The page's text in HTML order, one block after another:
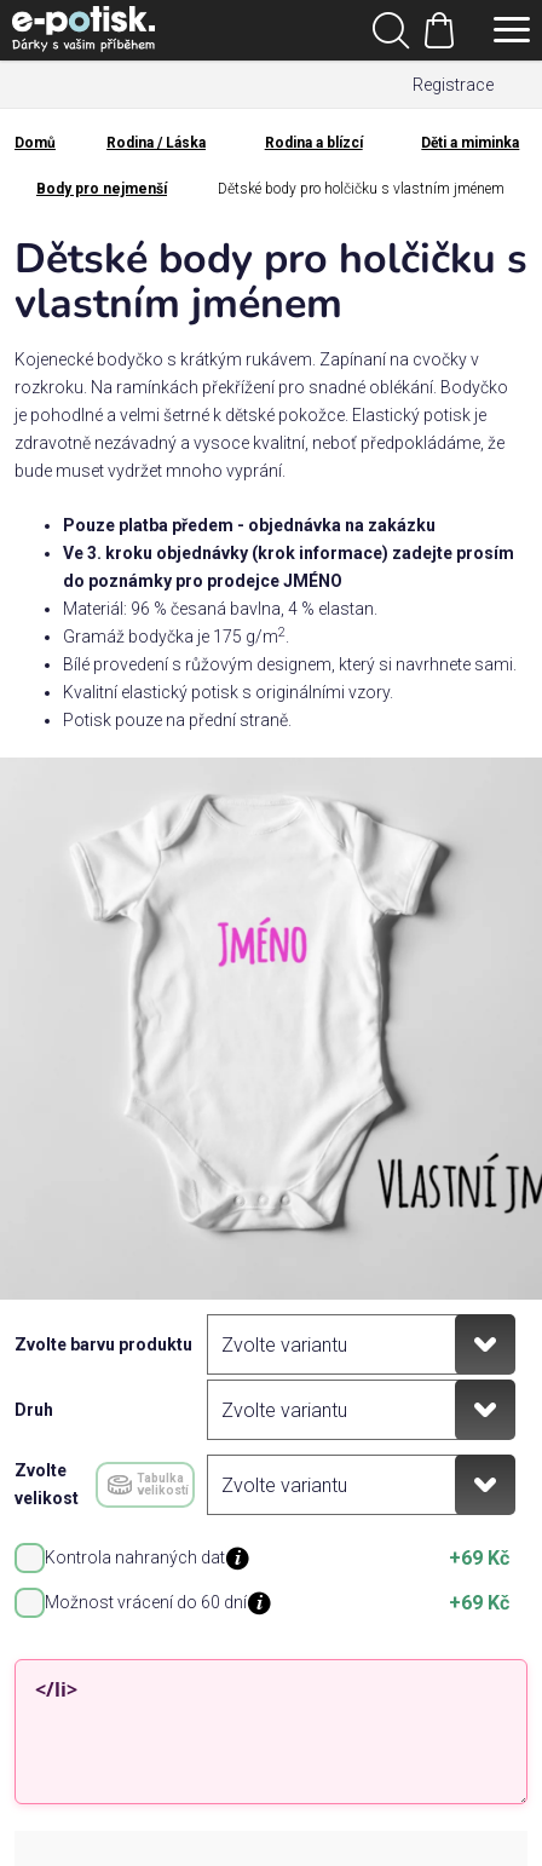
Přejít
na
obsah
Registrace
Hledat
Nákupní
košík
Kategorie
Dárek
pro
Rodina
/
Láska
Povolání,
sport
Příležitosti
Domácnost
Přihlášení
Domů
Domů Rodina / Láska Rodina a blízcí Děti a miminka
Body pro nejmenší Dětské body pro holčičku s vlastním jménem
Zvolte barvu produktu
Druh
Zvolte
velikost
Tabulka
velikostí
Kontrola nahraných dat +69 Kč
Možnost vrácení do 60 dní +69 Kč
Dětské body pro holčičku s
vlastním jménem
Kojenecké bodyčko s krátkým rukávem. Zapínaní na cvočky v
rozkroku. Na ramínkách překřížení pro snadné oblékání. Bodyčko
je pohodlné a velmi šetrné k dětské pokožce. Elastický potisk je
zdravotně nezávadný a vysoce kvalitní, neboť předpokládáme, že
bude muset vydržet mnoho vyprání.
Pouze platba předem - objednávka na zakázku
Ve 3. kroku objednávky (krok informace) zadejte prosím
do poznámky pro prodejce JMÉNO
Materiál: 96 % česaná bavlna, 4 % elastan.
Gramáž bodyčka je 175 g/m2
Bílé provedení s růžovým designem, který si navrhnete sami.
Kvalitní elastický potisk s originálními vzory.
Potisk pouze na přední straně.